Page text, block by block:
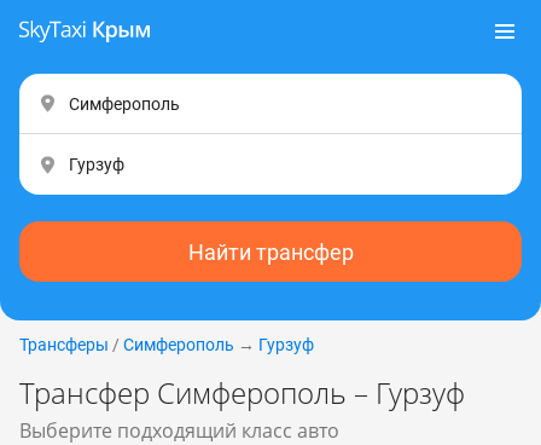
Найти трансфер
Трансферы / Симферополь → Гурзуф
Трансфер Симферополь – Гурзуф
Выберите подходящий класс авто